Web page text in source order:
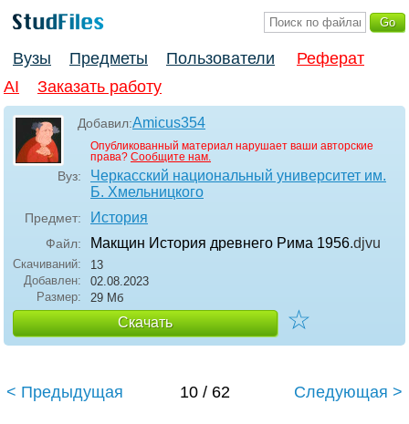
Вузы Предметы Пользователи
Реферат
AI
Заказать работу
Добавил:Amicus354
Опубликованный материал нарушает ваши авторские
права? Сообщите нам.
Вуз:
Черкасский национальный университет им.
Б. Хмельницкого
Предмет: История
Файл: Макщин История древнего Рима 1956.djvu
Скачиваний:
13
Добавлен:
02.08.2023
Размер:
29 Мб
Скачать ☆
< Предыдущая 10 / 62 Следующая >